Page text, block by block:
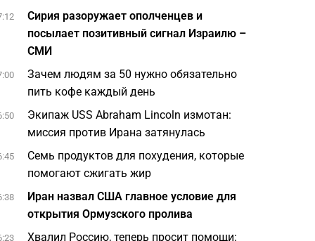
Сирия разоружает ополченцев и
посылает позитивный сигнал Израилю –
СМИ
Зачем людям за 50 нужно обязательно
пить кофе каждый день
Экипаж USS Abraham Lincoln измотан:
миссия против Ирана затянулась
Семь продуктов для похудения, которые
помогают сжигать жир
Иран назвал США главное условие для
открытия Ормузского пролива
Хвалил Россию, теперь просит помощи: